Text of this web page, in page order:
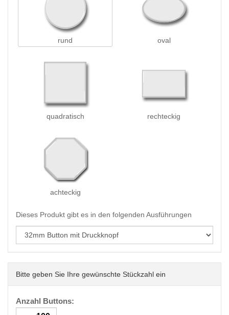
rund oval
quadratisch rechteckig
achteckig
Dieses Produkt gibt es in den folgenden Ausführungen
Bitte geben Sie Ihre gewünschte Stückzahl ein
Anzahl Buttons: